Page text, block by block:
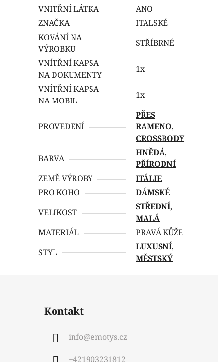
VNITŘNÍ LÁTKA
ANO
ZNAČKA
ITALSKÉ
KOVÁNÍ NA
VÝROBKU
STŘÍBRNÉ
VNÍTŘNÍ KAPSA
NA DOKUMENTY
1x
VNÍTŘNÍ KAPSA
NA MOBIL
1x
PROVEDENÍ
PŘES
RAMENO,
CROSSBODY
BARVA
HNĚDÁ,
PŘÍRODNÍ
ZEMĚ VÝROBY
ITÁLIE
PRO KOHO
DÁMSKÉ
VELIKOST
STŘEDNÍ,
MALÁ
MATERIÁL
PRAVÁ KŮŽE
STYL
LUXUSNÍ,
MĚSTSKÝ
Kontakt
info@emotys.cz
+421903231812